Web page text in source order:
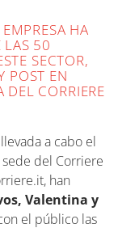
HA
LAS 50
SECTOR,
POST EN
CORRIERE
a cabo el
del Corriere
han
Valentina y
el público las